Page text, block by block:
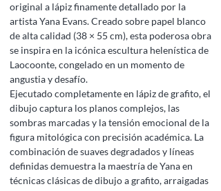
original a lápiz finamente detallado por la
artista Yana Evans. Creado sobre papel blanco
de alta calidad (38 × 55 cm), esta poderosa obra
se inspira en la icónica escultura helenística de
Laocoonte, congelado en un momento de
angustia y desafío.
Ejecutado completamente en lápiz de grafito, el
dibujo captura los planos complejos, las
sombras marcadas y la tensión emocional de la
figura mitológica con precisión académica. La
combinación de suaves degradados y líneas
definidas demuestra la maestría de Yana en
técnicas clásicas de dibujo a grafito, arraigadas